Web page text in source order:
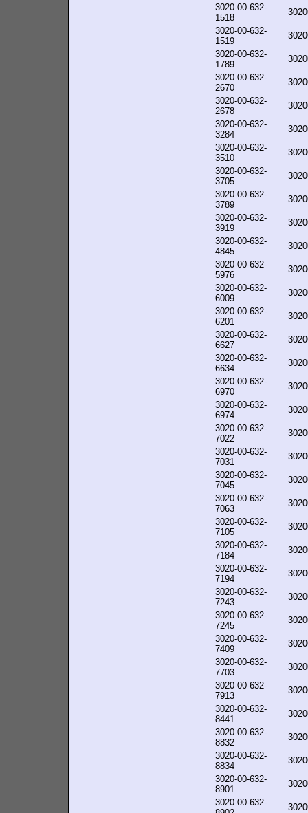
3020-00-632-
1518
3020-00-632-
1519
3020-00-632-
1789
3020-00-632-
2670
3020-00-632-
2678
3020-00-632-
3284
3020-00-632-
3510
3020-00-632-
3705
3020-00-632-
3789
3020-00-632-
3919
3020-00-632-
4845
3020-00-632-
5976
3020-00-632-
6009
3020-00-632-
6201
3020-00-632-
6627
3020-00-632-
6634
3020-00-632-
6970
3020-00-632-
6974
3020-00-632-
7022
3020-00-632-
7031
3020-00-632-
7045
3020-00-632-
7063
3020-00-632-
7105
3020-00-632-
7184
3020-00-632-
7194
3020-00-632-
7243
3020-00-632-
7245
3020-00-632-
7409
3020-00-632-
7703
3020-00-632-
7913
3020-00-632-
8441
3020-00-632-
8832
3020-00-632-
8834
3020-00-632-
8901
3020-00-632-